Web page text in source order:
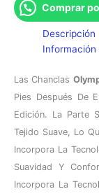
Comprar
Descripción
Información
Las Chanclas
Pies Después De
Edición. La Parte
Tejido Suave, Lo
Incorpora La
Suavidad Y
Incorpora La